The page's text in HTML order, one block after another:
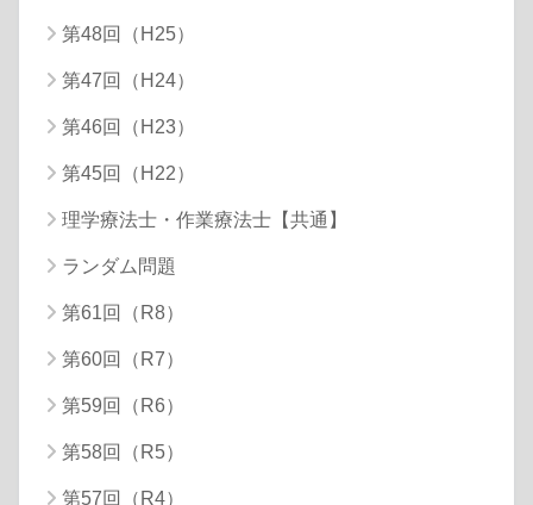
第48回（H25）
第47回（H24）
第46回（H23）
第45回（H22）
理学療法士・作業療法士【共通】
ランダム問題
第61回（R8）
第60回（R7）
第59回（R6）
第58回（R5）
第57回（R4）